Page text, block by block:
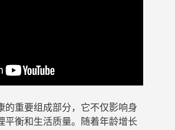
的重要组成部分，它不仅影响身
平衡和生活质量。随着年龄增长